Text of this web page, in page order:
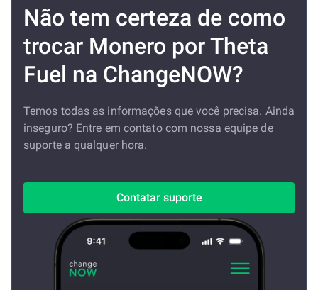
Não tem certeza de como
trocar Monero por Theta
Fuel na ChangeNOW?
Temos todas as informações que você precisa. Ainda
inseguro? Entre em contato com nossa equipe de
suporte a qualquer hora.
Contatar suporte